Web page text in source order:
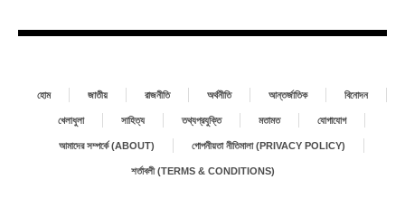
হোম জাতীয় রাজনীতি অর্থনীতি আন্তর্জাতিক বিনোদন
খেলাধুলা সাহিত্য তথ্যপ্রযুক্তি মতামত যোগাযোগ
আমাদের সম্পর্কে (ABOUT) গোপনীয়তা নীতিমালা (PRIVACY POLICY)
শর্তাবলী (TERMS & CONDITIONS)